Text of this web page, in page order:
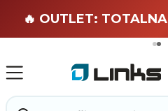
🏄
🔥 OUTLET: